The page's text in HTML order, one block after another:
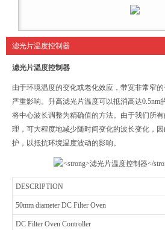
滤光片温度控制器
滤光片温度控制器
由于环境温度的变化或老化效应，带宽非常窄
严重影响。升高滤光片温度可以抵消高达0.5nm
将中心波长调整为精确值的方法。由于我们所
理，可大程度地减少随时间变化的波长变化，
护，以抵抗环境温度波动的影响。
DESCRIPTION
50mm diameter DC Filter Oven
DC Filter Oven Controller